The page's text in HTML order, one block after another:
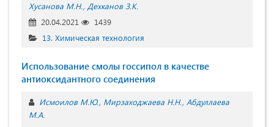
Хусанова М.Н. Дехканов З.К.
20.04.2021
1439
13. Химическая технология
Использование смолы госсипол в качестве
антиоксидантного соединения
Исмоилов М.Ю. Мирзаходжаева Н.Н. Абдуллаева
М.А.